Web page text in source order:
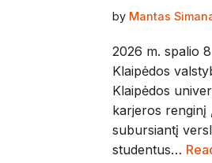
by Mantas
2026 m. spalio
Klaipėdos
Klaipėdos
karjeros renginį
subursiantį
studentus…